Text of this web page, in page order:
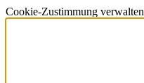
Cookie-Zustimmung verwalten